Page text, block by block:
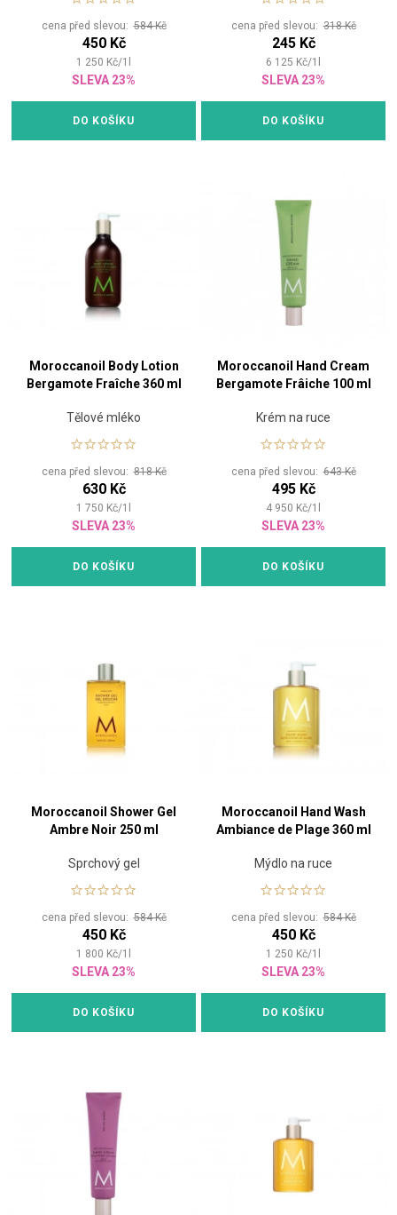
cena před slevou:584 Kč
450 Kč
1 250 Kč/1
SLEVA 23%
DO KOŠÍKU
cena před slevou:318 Kč
245 Kč
6 125 Kč/1
SLEVA 23%
DO KOŠÍKU
Moroccanoil Body Lotion
Bergamote Fraîche 360 ml
Tělové mléko
cena před slevou:818 Kč
630 Kč
1 750 Kč/1
SLEVA 23%
DO KOŠÍKU
Moroccanoil Hand Cream
Bergamote Frâiche 100 ml
Krém na ruce
cena před slevou:643 Kč
495 Kč
4 950 Kč/1
SLEVA 23%
DO KOŠÍKU
Moroccanoil Shower Gel
Ambre Noir 250 ml
Sprchový gel
cena před slevou:584 Kč
450 Kč
1 800 Kč/1
SLEVA 23%
DO KOŠÍKU
Moroccanoil Hand Wash
Ambiance de Plage 360 ml
Mýdlo na ruce
cena před slevou:584 Kč
450 Kč
1 250 Kč/1
SLEVA 23%
DO KOŠÍKU